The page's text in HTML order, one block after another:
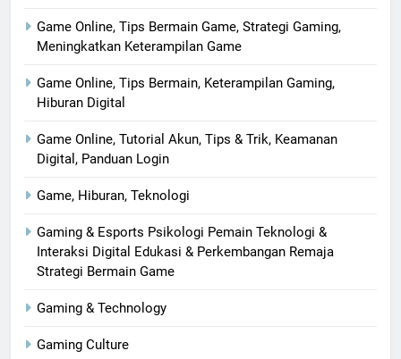
Game Online, Tips Bermain Game, Strategi Gaming,
Meningkatkan Keterampilan Game
Game Online, Tips Bermain, Keterampilan Gaming,
Hiburan Digital
Game Online, Tutorial Akun, Tips & Trik, Keamanan
Digital, Panduan Login
Game, Hiburan, Teknologi
Gaming & Esports Psikologi Pemain Teknologi &
Interaksi Digital Edukasi & Perkembangan Remaja
Strategi Bermain Game
Gaming & Technology
Gaming Culture